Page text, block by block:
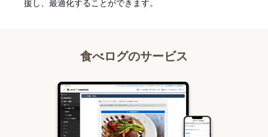
援し、最適化することができます。
食べログのサービス